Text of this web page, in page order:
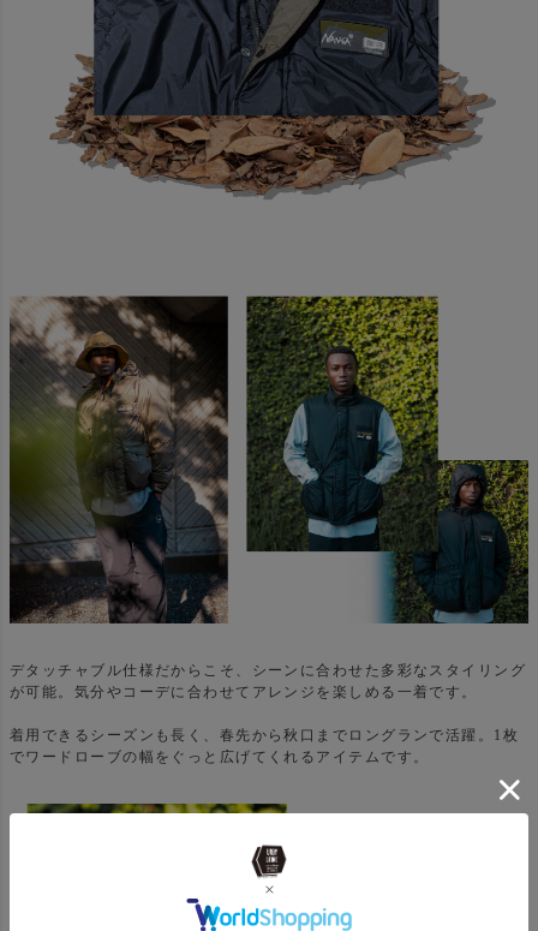
デタッチャブル仕様だからこそ、シーンに合わせた多彩なスタイリング
が可能。気分やコーデに合わせてアレンジを楽しめる一着です。
着用できるシーズンも長く、春先から秋口までロングランで活躍。1枚
でワードローブの幅をぐっと広げてくれるアイテムです。